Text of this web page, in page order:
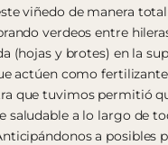
viñedo de manera
verdeos entre
(hojas y brotes) en la
actúen como
que tuvimos permitió
saludable a lo largo de
a posibles